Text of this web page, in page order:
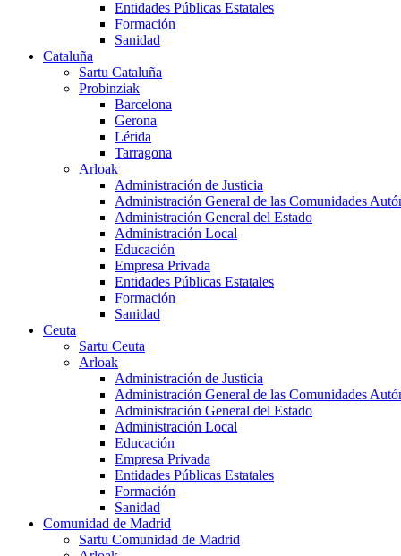
Entidades Públicas Estatales
Formación
Sanidad
Cataluña
Sartu Cataluña
Probinziak
Barcelona
Gerona
Lérida
Tarragona
Arloak
Administración de Justicia
Administración General de las Comunidades
Administración General del Estado
Administración Local
Educación
Empresa Privada
Entidades Públicas Estatales
Formación
Sanidad
Ceuta
Sartu Ceuta
Arloak
Administración de Justicia
Administración General de las Comunidades
Administración General del Estado
Administración Local
Educación
Empresa Privada
Entidades Públicas Estatales
Formación
Sanidad
Comunidad de Madrid
Sartu Comunidad de Madrid